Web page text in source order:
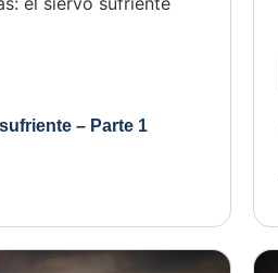
– Parte 1